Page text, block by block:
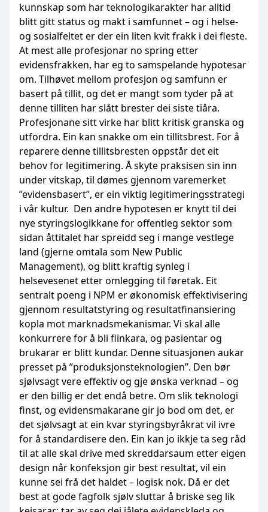
kunnskap som har teknologikarakter har alltid
blitt gitt status og makt i samfunnet – og i helse-
og sosialfeltet er der ein liten kvit frakk i dei fleste.
At mest alle profesjonar no spring etter
evidensfrakken, har eg to samspelande hypotesar
om. Tilhøvet mellom profesjon og samfunn er
basert på tillit, og det er mangt som tyder på at
denne tilliten har slått brester dei siste tiåra.
Profesjonane sitt virke har blitt kritisk granska og
utfordra. Ein kan snakke om ein tillitsbrest. For å
reparere denne tillitsbresten oppstår det eit
behov for legitimering. Å skyte praksisen sin inn
under vitskap, til dømes gjennom varemerket
”evidensbasert”, er ein viktig legitimeringsstrategi
i vår kultur. Den andre hypotesen er knytt til dei
nye styringslogikkane for offentleg sektor som
sidan åttitalet har spreidd seg i mange vestlege
land (gjerne omtala som New Public
Management), og blitt kraftig synleg i
helsevesenet etter omlegging til føretak. Eit
sentralt poeng i NPM er økonomisk effektivisering
gjennom resultatstyring og resultatfinansiering
kopla mot marknadsmekanismar. Vi skal alle
konkurrere for å bli flinkara, og pasientar og
brukarar er blitt kundar. Denne situasjonen aukar
presset på ”produksjonsteknologien”. Den bør
sjølvsagt vere effektiv og gje ønska verknad – og
er den billig er det endå betre. Om slik teknologi
finst, og evidensmakarane gir jo bod om det, er
det sjølvsagt at ein kvar styringsbyråkrat vil ivre
for å standardisere den. Ein kan jo ikkje ta seg råd
til at alle skal drive med skreddarsaum etter eigen
design når konfeksjon gir best resultat, vil ein
kunne sei frå det haldet – logisk nok. Då er det
best at gode fagfolk sjølv sluttar å briske seg lik